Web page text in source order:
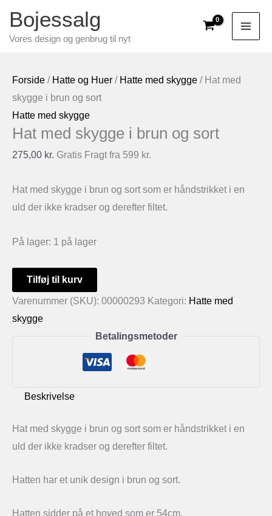
indholdet
Bojessalg
Vores design og genbrug til nyt
Forside / Hatte og Huer / Hatte med skygge / Hat med
skygge i brun og sort
Hatte med skygge
Hat med skygge i brun og sort
275,00 kr. Gratis Fragt fra 599 kr.
Hat med skygge i brun og sort som er håndstrikket i en
uld der ikke kradser og derefter filtet.
På lager: 1 på lager
med
antal
Tilføj til kurv
Varenummer (SKU): 00000293 Kategori: Hatte med
skygge
Betalingsmetoder
Beskrivelse
Hat med skygge i brun og sort som er håndstrikket i en
uld der ikke kradser og derefter filtet.
Hatten har et unik design i brun og sort.
Hatten sidder på et hoved som er 54cm.